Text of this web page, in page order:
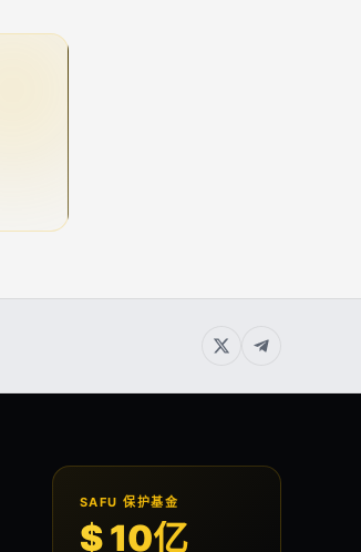
SAFU 保护基金
$ 10亿